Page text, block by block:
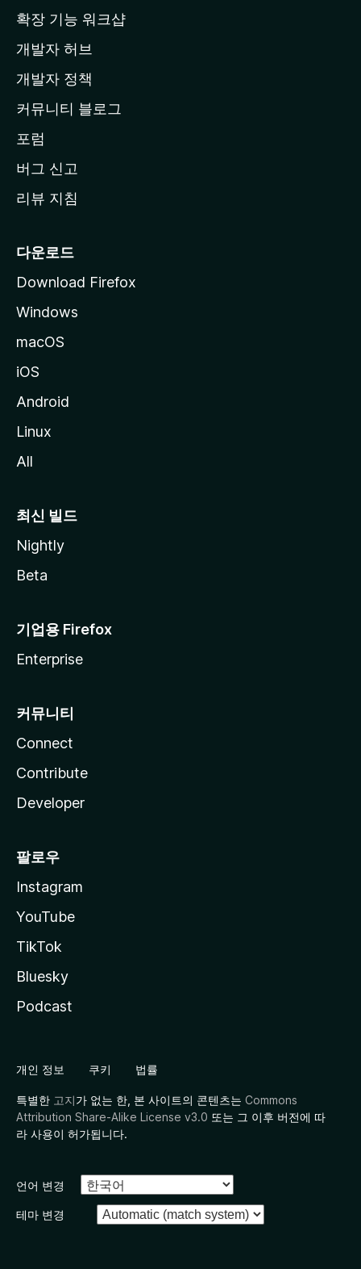
페
이
지
이
동
확장 기능 워크샵
개발자 허브
개발자 정책
커뮤니티 블로그
포럼
버그 신고
리뷰 지침
다운로드
Download Firefox
Windows
macOS
iOS
Android
Linux
All
최신 빌드
Nightly
Beta
기업용 Firefox
Enterprise
커뮤니티
Connect
Contribute
Developer
팔로우
Instagram
YouTube
TikTok
Bluesky
Podcast
개인 정보 쿠키 법률
특별한 고지가 없는 한, 본 사이트의 콘텐츠는 Commons
Attribution Share-Alike License v3.0 또는 그 이후 버전에 따
라 사용이 허가됩니다.
언어 변경
테마 변경